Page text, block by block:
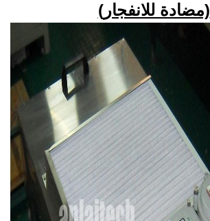
(مضادة للانفجار)